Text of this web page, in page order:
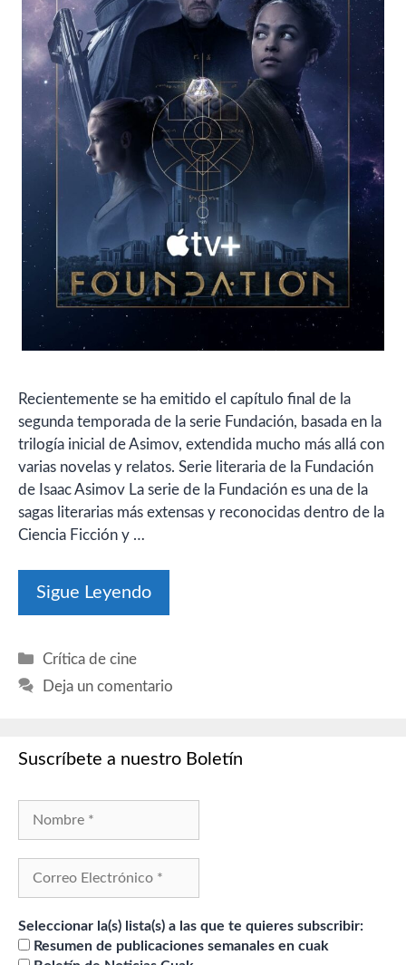
Recientemente se ha emitido el capítulo final de la
segunda temporada de la serie Fundación, basada en la
trilogía inicial de Asimov, extendida mucho más allá con
varias novelas y relatos. Serie literaria de la Fundación
de Isaac Asimov La serie de la Fundación es una de la
sagas literarias más extensas y reconocidas dentro de la
Ciencia Ficción y …
Sigue Leyendo
Categorías
Crítica de cine
Deja un comentario
Suscríbete a nuestro Boletín
Seleccionar la(s) lista(s) a las que te quieres subscribir:
Resumen de publicaciones semanales en cuak